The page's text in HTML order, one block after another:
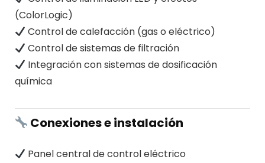
(ColorLogic)
Control de calefacción (gas o eléctrico)
Control de sistemas de filtración
Integración con sistemas de dosificación
química
Conexiones e instalación
Panel central de control eléctrico